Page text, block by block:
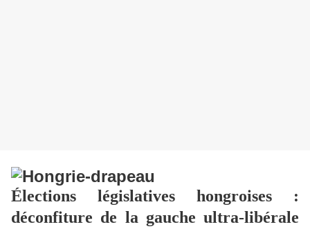
Élections législatives hongroises :
déconfiture de la gauche ultra-libérale